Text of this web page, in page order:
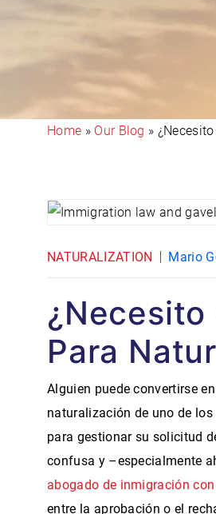
Home » Our Blog »
NATURALIZATION Mario
Para
Alguien puede convertirse
naturalización de uno de
para gestionar su solicitud
confusa y –especialmente
abogado de inmigración
entre la aprobación o el